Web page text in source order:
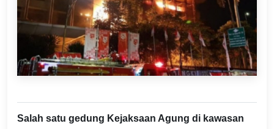
Salah satu gedung Kejaksaan Agung di kawasan